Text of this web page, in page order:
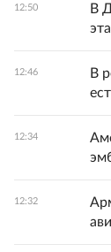
12:50
В
12:46
В
12:34
12:32